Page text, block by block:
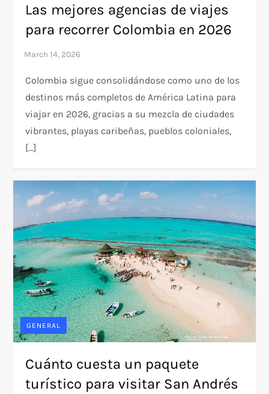
Las mejores agencias de viajes
para recorrer Colombia en 2026
Colombia sigue consolidándose como uno de los
destinos más completos de América Latina para
viajar en 2026, gracias a su mezcla de ciudades
vibrantes, playas caribeñas, pueblos coloniales,
[…]
GENERAL
Cuánto cuesta un paquete
turístico para visitar San Andrés